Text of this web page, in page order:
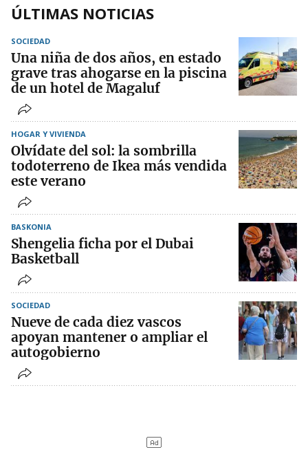
ÚLTIMAS NOTICIAS
SOCIEDAD
Una niña de dos años, en estado
grave tras ahogarse en la piscina
de un hotel de Magaluf
HOGAR Y VIVIENDA
Olvídate del sol: la sombrilla
todoterreno de Ikea más vendida
este verano
BASKONIA
Shengelia ficha por el Dubai
Basketball
SOCIEDAD
Nueve de cada diez vascos
apoyan mantener o ampliar el
autogobierno